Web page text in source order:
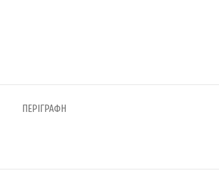
ΠΕΡΙΓΡΑΦΉ